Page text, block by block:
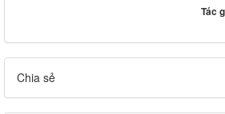
Tác
Chia sẻ